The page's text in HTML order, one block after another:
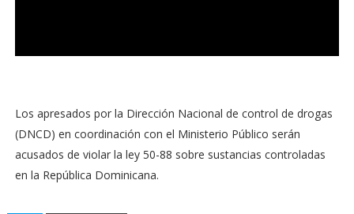
Los apresados por la Dirección Nacional de control de drogas
(DNCD) en coordinación con el Ministerio Público serán
acusados de violar la ley 50-88 sobre sustancias controladas
en la República Dominicana.